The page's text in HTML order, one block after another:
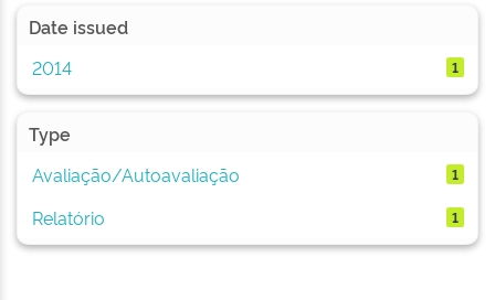
Date issued
2014
1
Type
Avaliação/Autoavaliação
1
Relatório 1